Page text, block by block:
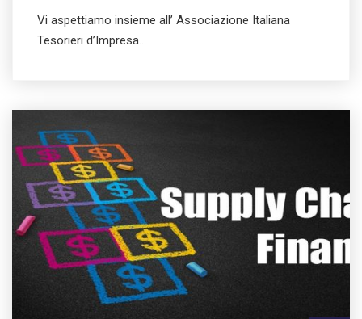
Vi aspettiamo insieme all’ Associazione Italiana
Tesorieri d’Impresa…